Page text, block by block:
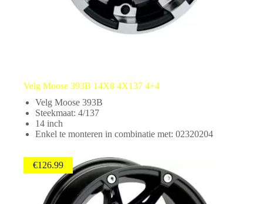
Velg Moose 393B 14X8 4X137 4+4
Velg Moose 393B
Steekmaat: 4/137
14 inch
Enkel te monteren in combinatie met: 02320204
€126.99